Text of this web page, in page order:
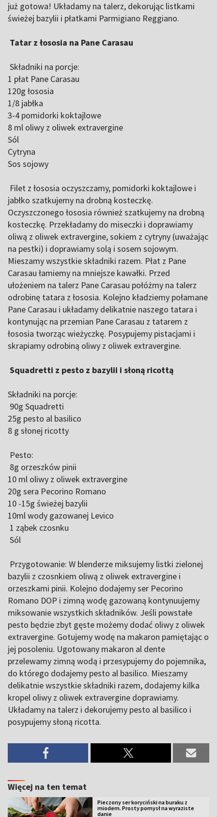
już gotowa! Układamy na talerz, dekorując listkami
świeżej bazylii i płatkami Parmigiano Reggiano.
Tatar z łososia na Pane Carasau
Składniki na porcje:
1 płat Pane Carasau
120g łososia
1/8 jabłka
3-4 pomidorki koktajlowe
8 ml oliwy z oliwek extravergine
Sól
Cytryna
Sos sojowy
Filet z łososia oczyszczamy, pomidorki koktajlowe i
jabłko szatkujemy na drobną kosteczkę.
Oczyszczonego łososia również szatkujemy na drobną
kosteczkę. Przekładamy do miseczki i doprawiamy
oliwą z oliwek extravergine, sokiem z cytryny (uważając
na pestki) i doprawiamy solą i sosem sojowym.
Mieszamy wszystkie składniki razem. Płat z Pane
Carasau łamiemy na mniejsze kawałki. Przed
ułożeniem na talerz Pane Carasau połóżmy na talerz
odrobinę tatara z łososia. Kolejno kładziemy połamane
Pane Carasau i układamy delikatnie naszego tatara i
kontynując na przemian Pane Carasau z tatarem z
łososia tworząc wieżyczkę. Posypujemy pistacjami i
skrapiamy odrobiną oliwy z oliwek extravergine.
Squadretti z pesto z bazylii i słoną ricottą
Składniki na porcje:
90g Squadretti
25g pesto al basilico
8 g słonej ricotty
Pesto:
8g orzeszków pinii
10 ml oliwy z oliwek extravergine
20g sera Pecorino Romano
10 -15g świeżej bazylii
10ml wody gazowanej Levico
1 ząbek czosnku
Sól
Przygotowanie: W blenderze miksujemy listki zielonej
bazylii z czosnkiem oliwą z oliwek extravergine i
orzeszkami pinii. Kolejno dodajemy ser Pecorino
Romano DOP i zimną wodę gazowaną kontynuujemy
miksowanie wszystkich składników. Jeśli powstałe
pesto będzie zbyt gęste możemy dodać oliwy z oliwek
extravergine. Gotujemy wodę na makaron pamiętając o
jej posoleniu. Ugotowany makaron al dente
przelewamy zimną wodą i przesypujemy do pojemnika,
do którego dodajemy pesto al basilico. Mieszamy
delikatnie wszystkie składniki razem, dodajemy kilka
kropel oliwy z oliwek extravergine doprawiamy.
Układamy na talerz i dekorujemy pesto al basilico i
posypujemy słoną ricotta.
Więcej na ten temat
Pieczony ser koryciński na buraku z
miodem. Prosty pomysł na wyraziste
danie